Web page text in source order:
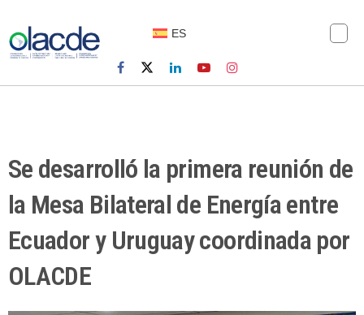
ES
Se desarrolló la primera reunión de
la Mesa Bilateral de Energía entre
Ecuador y Uruguay coordinada por
OLACDE